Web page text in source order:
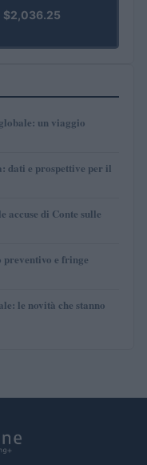
$2,036.25
un viaggio
dati e prospettive per il
accuse di Conte sulle
e fringe
le novità che stanno